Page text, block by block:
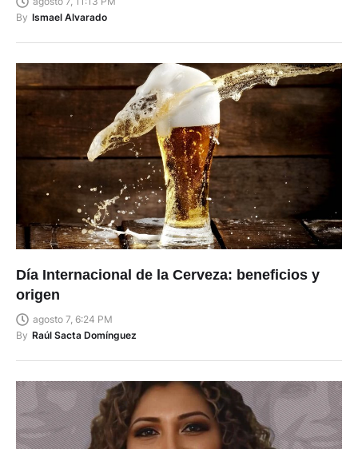
By Ismael Alvarado
Día Internacional de la Cerveza: beneficios y
origen
agosto 7, 6:24 PM
By Raúl Sacta Domínguez